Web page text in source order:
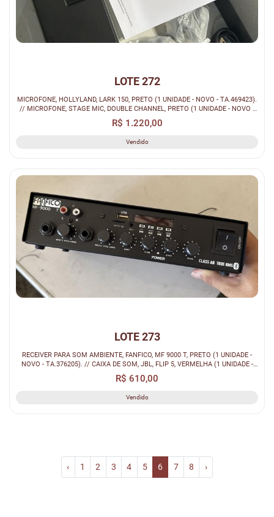
LOTE 272
MICROFONE, HOLLYLAND, LARK 150, PRETO (1 UNIDADE - NOVO - TA.469423).
// MICROFONE, STAGE MIC, DOUBLE CHANNEL, PRETO (1 UNIDADE - NOVO -
TA....
R$ 1.220,00
Vendido
LOTE 273
RECEIVER PARA SOM AMBIENTE, FANFICO, MF 9000 T, PRETO (1 UNIDADE -
NOVO - TA.376205). // CAIXA DE SOM, JBL, FLIP 5, VERMELHA (1 UNIDADE -
NO...
R$ 610,00
Vendido
‹ 1 2 3 4 5 6 7 8 ›